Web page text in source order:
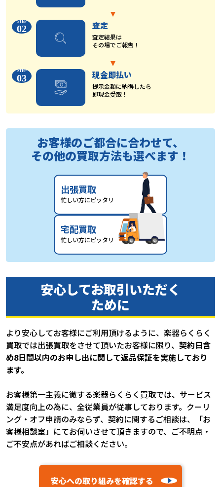
02 査定
査定結果は
その場でご報告！
03 現金即払い
提示金額に納得したら
即現金受取！
お客様のご都合に合わせて、
その他の買取方法も選べます！
出張買取
忙しい方にピッタリ
宅配買取
忙しい方にピッタリ
安心してお取引いただく
ために
より安心してお客様にご利用頂けるように、楽器らくらく
買取では出張買取をさせて頂いたお客様に限り、 契約日含
め8日間以内のお申し出に関して返品保証を実施しており
ます。
お客様第一主義に徹する楽器らくらく買取では、サービス
満足度向上の為に、全従業員が従事しております。クーリ
ング・オフ申請のみならず、契約に関するご相談は、「お
客様相談室」にてお伺いさせて頂きますので、ご不明点・
ご不安点があればご相談ください。
安心への取り組みを確認する